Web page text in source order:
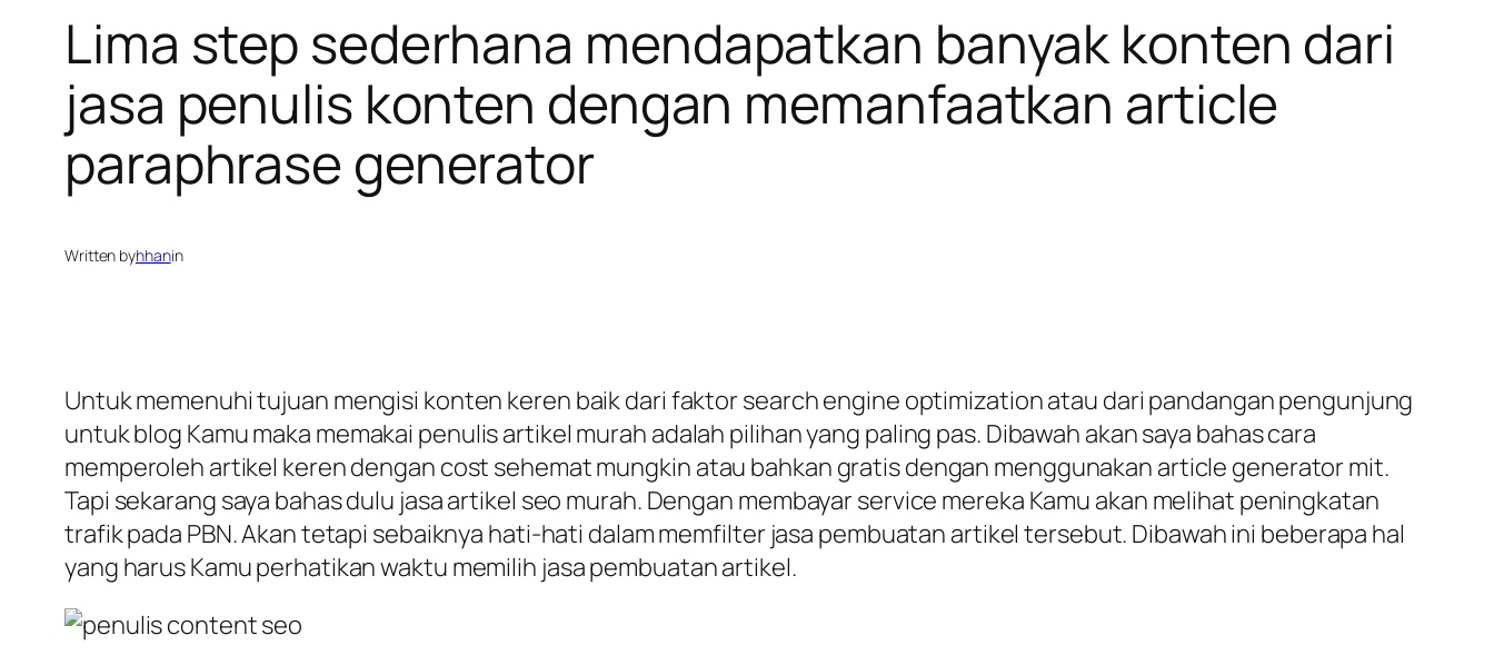
Lima step sederhana mendapatkan banyak konten dari
jasa penulis konten dengan memanfaatkan article
paraphrase generator
Written byhhanin
Untuk memenuhi tujuan mengisi konten keren baik dari faktor search engine optimization atau dari pandangan pengunjung
untuk blog Kamu maka memakai penulis artikel murah adalah pilihan yang paling pas. Dibawah akan saya bahas cara
memperoleh artikel keren dengan cost sehemat mungkin atau bahkan gratis dengan menggunakan article generator mit.
Tapi sekarang saya bahas dulu jasa artikel seo murah. Dengan membayar service mereka Kamu akan melihat peningkatan
trafik pada PBN. Akan tetapi sebaiknya hati-hati dalam memfilter jasa pembuatan artikel tersebut. Dibawah ini beberapa hal
yang harus Kamu perhatikan waktu memilih jasa pembuatan artikel.